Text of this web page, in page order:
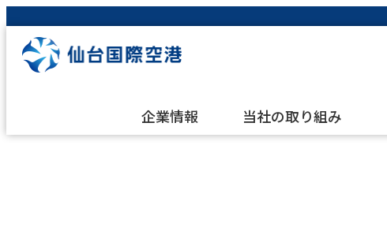
企業情報 当社の取り組み